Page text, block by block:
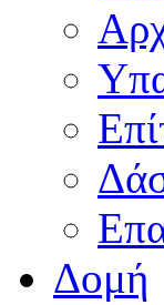
Δομή